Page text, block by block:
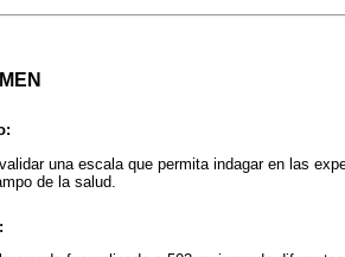
una escala que permita indagar en las
de la salud.